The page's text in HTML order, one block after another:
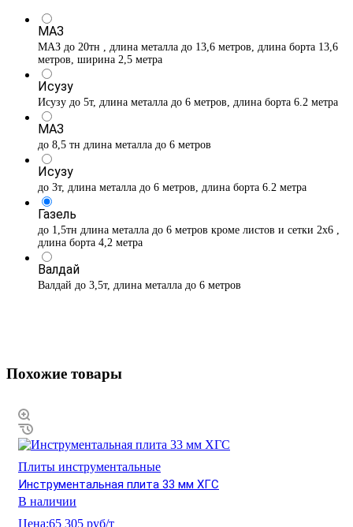
МАЗ
МАЗ до 20тн , длина металла до 13,6 метров, длина борта 13,6
метров, ширина 2,5 метра
Исузу
Исузу до 5т, длина металла до 6 метров, длина борта 6.2 метра
МАЗ
до 8,5 тн длина металла до 6 метров
Исузу
до 3т, длина металла до 6 метров, длина борта 6.2 метра
Газель
до 1,5тн длина металла до 6 метров кроме листов и сетки 2х6 ,
длина борта 4,2 метра
Валдай
Валдай до 3,5т, длина металла до 6 метров
Похожие товары
Плиты инструментальные
Инструментальная плита 33 мм ХГС
В наличии
Цена:65 305 руб/т